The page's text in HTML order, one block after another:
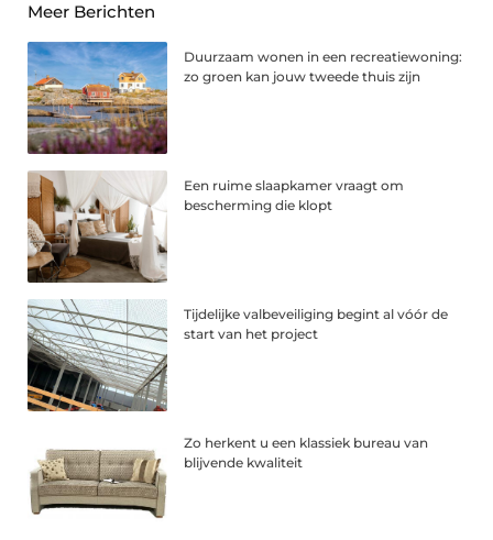
Meer Berichten
Duurzaam wonen in een recreatiewoning:
zo groen kan jouw tweede thuis zijn
Een ruime slaapkamer vraagt om
bescherming die klopt
Tijdelijke valbeveiliging begint al vóór de
start van het project
Zo herkent u een klassiek bureau van
blijvende kwaliteit